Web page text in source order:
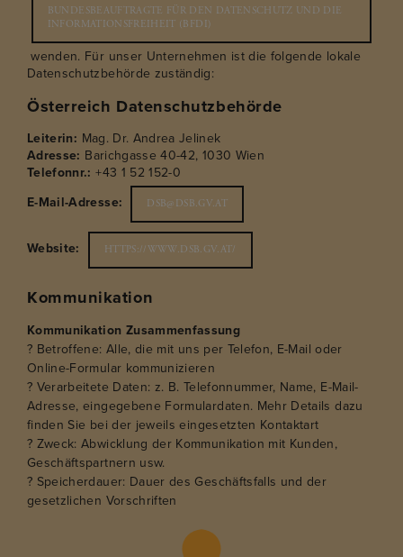
BUNDESBEAUFTRAGTE FÜR DEN DATENSCHUTZ UND DIE
INFORMATIONSFREIHEIT (BFDI)
wenden. Für unser Unternehmen ist die folgende lokale
Datenschutzbehörde zuständig:
Österreich Datenschutzbehörde
Leiterin: Mag. Dr. Andrea Jelinek
Adresse: Barichgasse 40-42, 1030 Wien
Telefonnr.:+43 1 52 152-0
E-Mail-Adresse:
DSB@DSB.GV.AT
Website: HTTPS://WWW.DSB.GV.AT/
Kommunikation
Kommunikation Zusammenfassung
? Betroffene: Alle, die mit uns per Telefon, E-Mail oder
Online-Formular kommunizieren
? Verarbeitete Daten: z. B. Telefonnummer, Name, E-Mail-
Adresse, eingegebene Formulardaten. Mehr Details dazu
finden Sie bei der jeweils eingesetzten Kontaktart
? Zweck: Abwicklung der Kommunikation mit Kunden,
Geschäftspartnern usw.
? Speicherdauer: Dauer des Geschäftsfalls und der
gesetzlichen Vorschriften